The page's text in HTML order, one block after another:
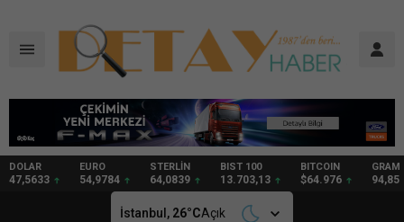
DOLAR
47,5633
EURO
54,9784
STERLİN
64,0839
BIST 100
13.703,13
BITCOIN
$64.976
GRAM
94,85
İstanbul, 26°CAçık